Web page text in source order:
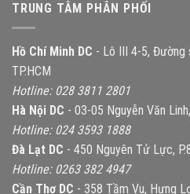
TRUNG TÂM PHÂN PHỐI
Hồ Chí Minh DC - Lô III 4-5, Đường
TP.HCM
Hotline: 028 3811 2801
Hà Nội DC - 03-05 Nguyễn Văn
Hotline: 024 3593 1888
Đà Lạt DC - 450 Nguyên Tử Lực,
Hotline: 0263 382 4947
Cần Thơ DC - 358 Tầm Vu, Hưng